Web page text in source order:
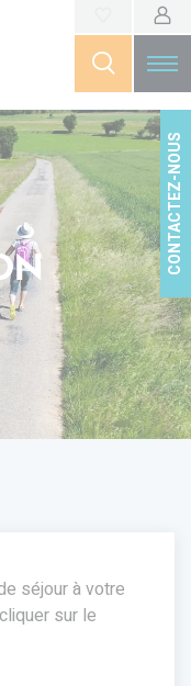
CONTACTEZ-NOUS
séjour à votre
sur le